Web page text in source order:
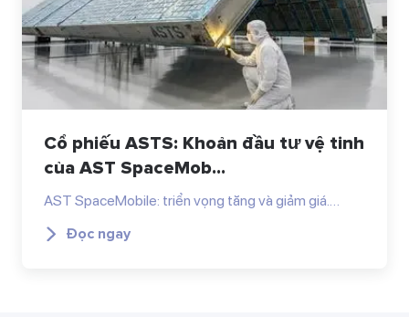
Cổ phiếu ASTS: Khoản đầu tư vệ tinh
của AST SpaceMob...
AST SpaceMobile: triển vọng tăng và giảm giá.…
Đọc ngay